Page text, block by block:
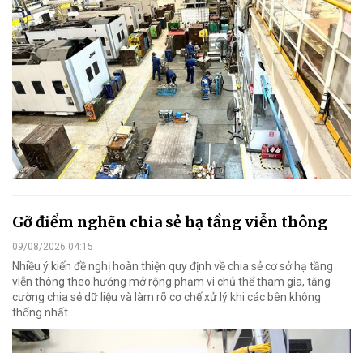
Gỡ điểm nghẽn chia sẻ hạ tầng viễn thông
09/08/2026 04:15
Nhiều ý kiến đề nghị hoàn thiện quy định về chia sẻ cơ sở hạ tầng
viễn thông theo hướng mở rộng phạm vi chủ thể tham gia, tăng
cường chia sẻ dữ liệu và làm rõ cơ chế xử lý khi các bên không
thống nhất.